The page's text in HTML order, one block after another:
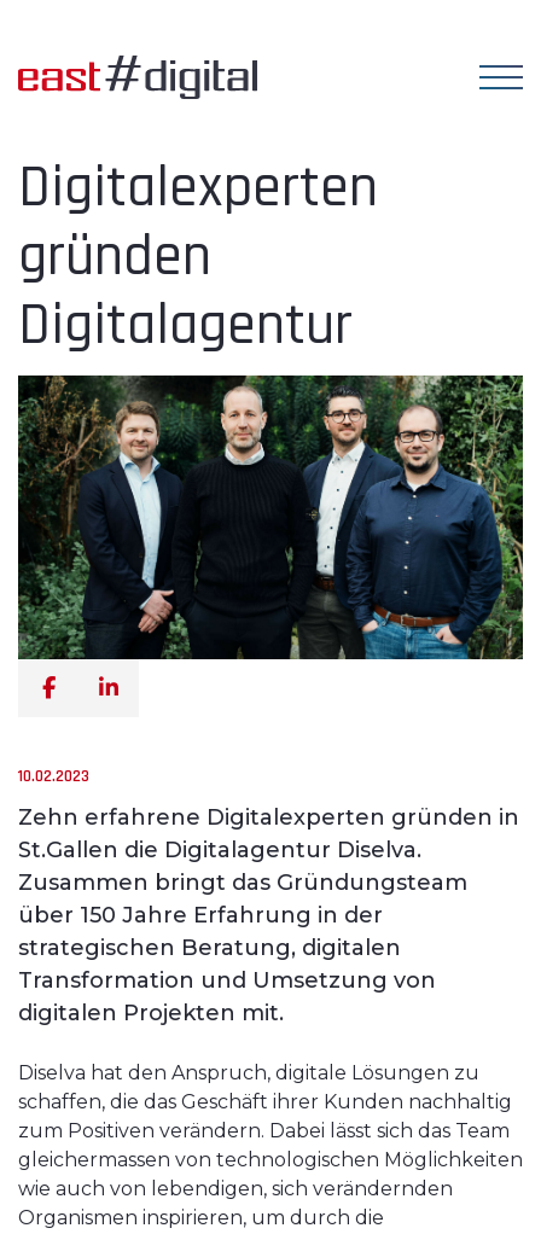
Digitalexperten
gründen
Digitalagentur
10.02.2023
Zehn erfahrene Digitalexperten gründen in
St.Gallen die Digitalagentur Diselva.
Zusammen bringt das Gründungsteam
über 150 Jahre Erfahrung in der
strategischen Beratung, digitalen
Transformation und Umsetzung von
digitalen Projekten mit.
Diselva hat den Anspruch, digitale Lösungen zu
schaffen, die das Geschäft ihrer Kunden nachhaltig
zum Positiven verändern. Dabei lässt sich das Team
gleichermassen von technologischen Möglichkeiten
wie auch von lebendigen, sich verändernden
Organismen inspirieren, um durch die